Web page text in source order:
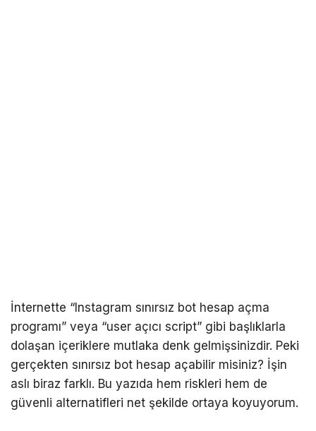
İnternette “Instagram sınırsız bot hesap açma
programı” veya “user açıcı script” gibi başlıklarla
dolaşan içeriklere mutlaka denk gelmişsinizdir. Peki
gerçekten sınırsız bot hesap açabilir misiniz? İşin
aslı biraz farklı. Bu yazıda hem riskleri hem de
güvenli alternatifleri net şekilde ortaya koyuyorum.